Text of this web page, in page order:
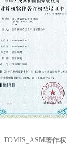
TOMIS_ASM著作权